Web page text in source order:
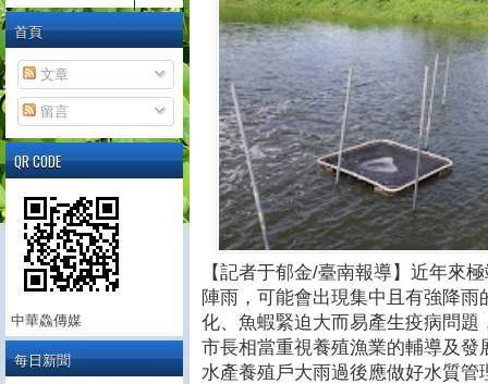
【記者于郁金/臺南報導】近年來
陣雨，可能會出現集中且有強降
化、魚蝦緊迫大而易產生疫病問
市長相當重視養殖漁業的輔導及
水產養殖戶大雨過後應做好水質管
首頁
文章
留言
QR CODE
中華鱻傳媒
每日新聞